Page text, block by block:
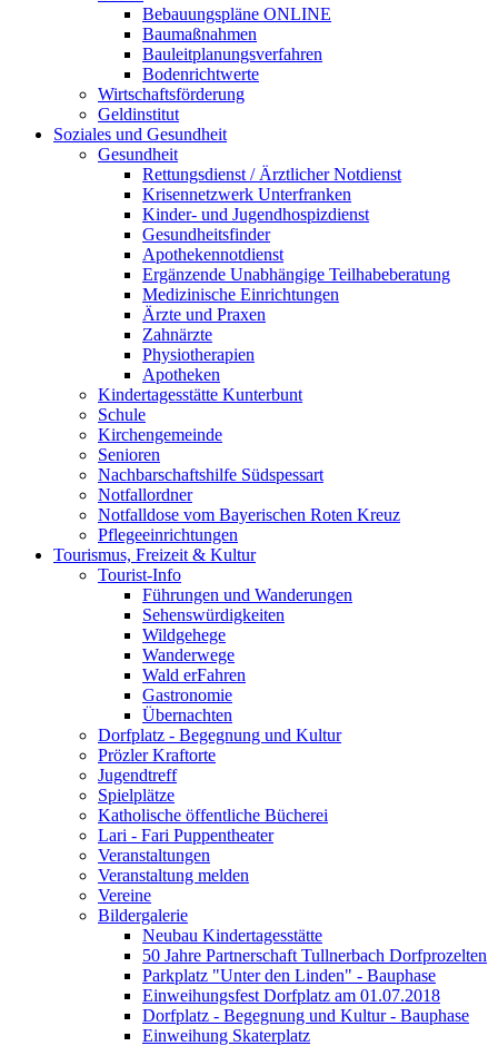
Bebauungspläne ONLINE
Baumaßnahmen
Bauleitplanungsverfahren
Bodenrichtwerte
Wirtschaftsförderung
Geldinstitut
Soziales und Gesundheit
Gesundheit
Rettungsdienst / Ärztlicher Notdienst
Krisennetzwerk Unterfranken
Kinder- und Jugendhospizdienst
Gesundheitsfinder
Apothekennotdienst
Ergänzende Unabhängige Teilhabeberatung
Medizinische Einrichtungen
Ärzte und Praxen
Zahnärzte
Physiotherapien
Apotheken
Kindertagesstätte Kunterbunt
Schule
Kirchengemeinde
Senioren
Nachbarschaftshilfe Südspessart
Notfallordner
Notfalldose vom Bayerischen Roten Kreuz
Pflegeeinrichtungen
Tourismus, Freizeit & Kultur
Tourist-Info
Führungen und Wanderungen
Sehenswürdigkeiten
Wildgehege
Wanderwege
Wald erFahren
Gastronomie
Übernachten
Dorfplatz - Begegnung und Kultur
Prözler Kraftorte
Jugendtreff
Spielplätze
Katholische öffentliche Bücherei
Lari - Fari Puppentheater
Veranstaltungen
Veranstaltung melden
Vereine
Bildergalerie
Neubau Kindertagesstätte
50 Jahre Partnerschaft Tullnerbach Dorfprozelten
Parkplatz "Unter den Linden" - Bauphase
Einweihungsfest Dorfplatz am 01.07.2018
Dorfplatz - Begegnung und Kultur - Bauphase
Einweihung Skaterplatz